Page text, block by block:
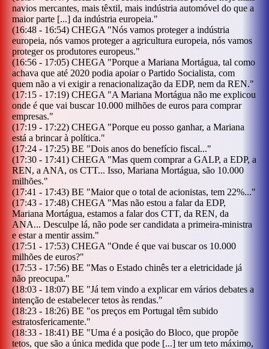
navios mercantes, mais têxtil, mais indústria automóvel do que a
maior parte [...] da indústria europeia."
(16:48 - 16:54) CHEGA "Nós vamos proteger a indústria
europeia, nós vamos proteger a agricultura europeia, nós vamos
proteger os produtores europeus."
(16:56 - 17:05) CHEGA "Porque a Mariana Mortágua, tal como
achava que até 2020 podia apoiar o Partido Socialista, com
quem não a vi exigir a renacionalização da EDP, nem da REN."
(17:15 - 17:19) CHEGA "A Mariana Mortágua não me explicou
onde é que vai buscar 10.000 milhões de euros para comprar
empresas."
(17:19 - 17:22) CHEGA "Porque eu posso ganhar, a Mariana
está a brincar à política."
(17:24 - 17:25) BE "Dois anos do benefício fiscal..."
(17:30 - 17:41) CHEGA "Mas quem comprar a GALP, a EDP, a
REN, a ANA, os CTT... Isso, Mariana Mortágua, são 10.000
milhões."
(17:41 - 17:43) BE "Maior que o total de acionistas, tem 22%..."
(17:43 - 17:48) CHEGA "Mas não estou a falar da EDP,
Mariana Mortágua, estamos a falar dos CTT, da REN, da
ANA... Desculpe lá, não pode ser candidata a primeira-ministra
e estar a mentir assim."
(17:51 - 17:53) CHEGA "Onde é que vai buscar os 10.000
milhões de euros?"
(17:53 - 17:56) BE "Mas o Estado chinês ter a eletricidade já
não preocupa."
(18:03 - 18:07) BE "Já tem vindo a explicar em vários debates a
intenção de estabelecer tetos às rendas."
(18:23 - 18:26) BE "os preços em Portugal têm subido
estratosfericamente."
(18:33 - 18:41) BE "Uma é a posição do Bloco, que propõe
tetos, que são a única medida que pode [...] ter um teto máximo,